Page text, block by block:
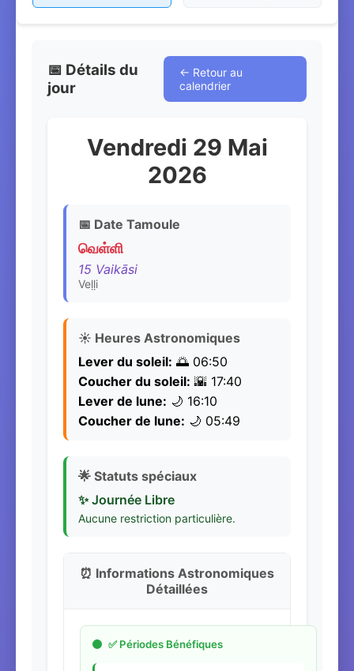
📅 Détails du
jour
← Retour au
calendrier
Vendredi 29 Mai
2026
📅 Date Tamoule
வெள்ளி
15 Vaikāsi
Veḷḷi
☀️ Heures Astronomiques
Lever du soleil: 🌅 06:50
Coucher du soleil: 🌇 17:40
Lever de lune: 🌙 16:10
Coucher de lune: 🌙 05:49
🌟 Statuts spéciaux
✨ Journée Libre
Aucune restriction particulière.
⏰ Informations Astronomiques
Détaillées
✅ Périodes Bénéfiques